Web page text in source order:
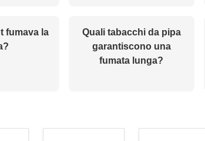
fumava la
Quali tabacchi da pipa
garantiscono una
fumata lunga?